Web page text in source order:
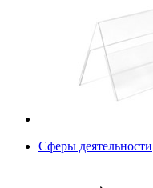
Сферы деятельности